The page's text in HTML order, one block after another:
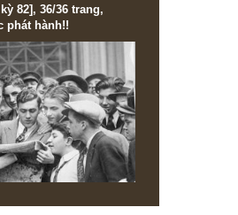
kỳ 82], 36/36 trang,
phát hành!!